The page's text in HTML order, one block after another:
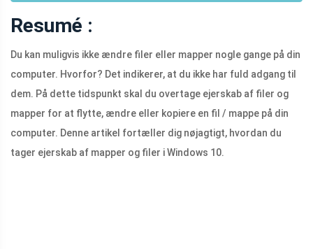
Resumé :
Du kan muligvis ikke ændre filer eller mapper nogle gange på din
computer. Hvorfor? Det indikerer, at du ikke har fuld adgang til
dem. På dette tidspunkt skal du overtage ejerskab af filer og
mapper for at flytte, ændre eller kopiere en fil / mappe på din
computer. Denne artikel fortæller dig nøjagtigt, hvordan du
tager ejerskab af mapper og filer i Windows 10.